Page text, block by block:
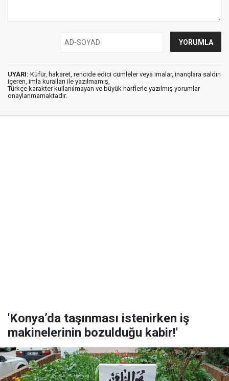
UYARI: Küfür, hakaret, rencide edici cümleler veya imalar, inançlara saldırı
içeren, imla kuralları ile yazılmamış,
Türkçe karakter kullanılmayan ve büyük harflerle yazılmış yorumlar
onaylanmamaktadır.
'Konya’da taşınması istenirken iş
makinelerinin bozulduğu kabir!'